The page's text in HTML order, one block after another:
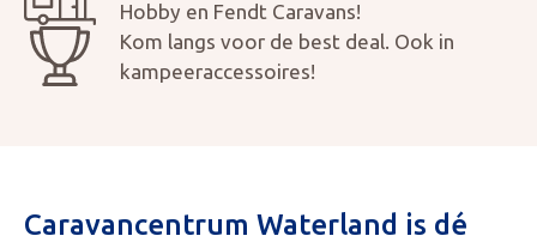
Hobby en Fendt Caravans!
Kom langs voor de best deal. Ook in
kampeeraccessoires!
Caravancentrum Waterland is dé